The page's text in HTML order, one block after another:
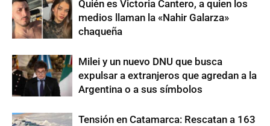
Quién es Victoria Cantero, a quien los
medios llaman la «Nahir Galarza»
chaqueña
Milei y un nuevo DNU que busca
expulsar a extranjeros que agredan a la
Argentina o a sus símbolos
Tensión en Catamarca: Rescatan a 163